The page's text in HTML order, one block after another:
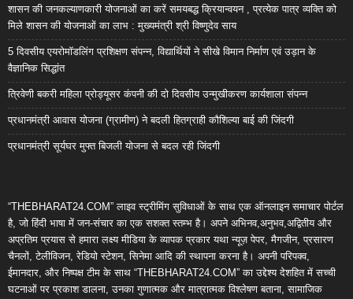
शासन की जनकल्याणकारी योजनाओं का करें समयबद्ध क्रियान्वयन , प्रत्येक पात्र व्यक्ति को
मिले शासन की योजनाओं का लाभ : मुख्यमंत्री श्री विष्णुदेव साय
5 दिवसीय एयरोमॉडलिंग प्रशिक्षण संपन्न, विद्यार्थियों ने सीखे विमान निर्माण एवं उड़ान के
वैज्ञानिक सिद्धांत
त्रिवेणी बकरी महिला प्रोड्यूसर कंपनी की दो दिवसीय उन्मुखीकरण कार्यशाला संपन्न
प्रधानमंत्री आवास योजना (ग्रामीण) ने बदली हितग्राही कौशिल्या बाई की जिंदगी
प्रधानमंत्री सूर्यघर मुफ्त बिजली योजना से बदल रही जिंदगी
“THEBHARAT24.COM” लाइव स्ट्रीमिंग सुविधाओं के साथ एक ऑनलाइन समाचार पोर्टल
है, जो हिंदी भाषा में जन-संचार का एक सशक्त स्तम्भ है। अपने अभिनव,अनुभव,अद्वितीय और
अप्रतिम प्रयास से हमारा लक्ष्य मीडिया के व्यापक प्रकार यथा न्यूज़ पेपर, मैगजीन, प्रसारण
चैनलों, टेलीविजन, रेडियो स्टेशन, सिनेमा आदि की स्थापना करना है। अपनी परिपक्व,
ईमानदार, और निष्पक्ष टीम के साथ “THEBHARAT24.COM” का उद्देश्य देशहित में सच्ची
घटनाओं पर प्रकाश डालना, उनका गुणात्मक और मात्रात्मक विश्लेषण बताना, सामाजिक